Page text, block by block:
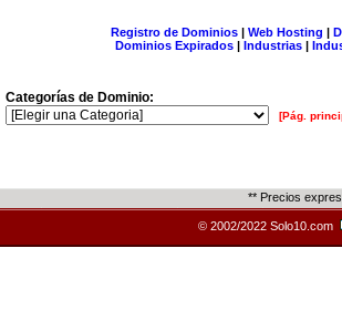
Registro de Dominios| Web Hosting |
Dominios Expirados | Industrias |
Categorías de Dominio:
[Pág.
** Precios
© 2002/2022 Solo10.com